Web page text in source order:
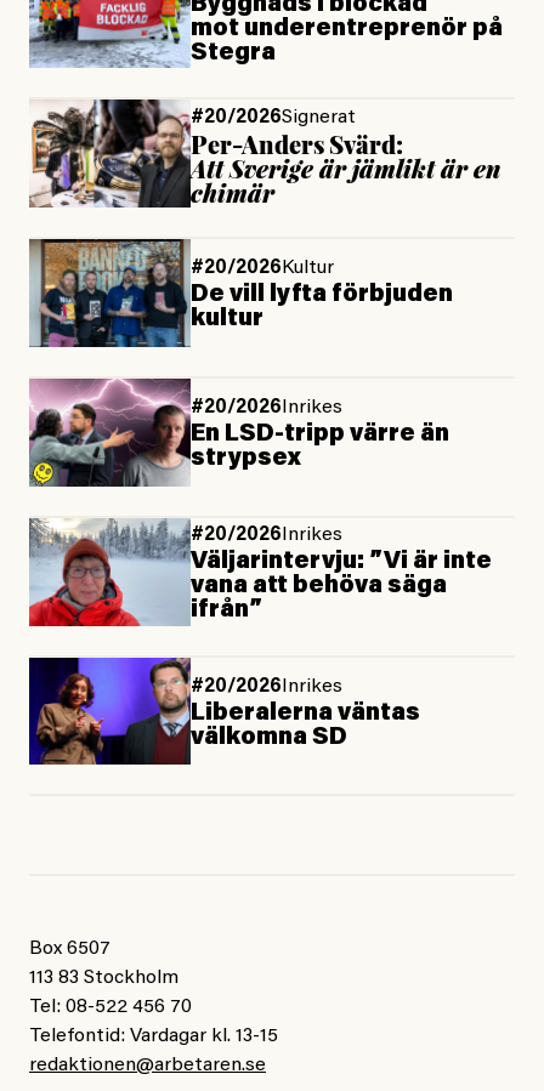
mot under­­­­entreprenör på
Stegra
#20/2026Signerat
Per-Anders Svärd:
Att Sverige är jämlikt är en
chimär
#20/2026Kultur
De vill lyfta förbjuden
kultur
#20/2026Inrikes
En LSD-tripp värre än
strypsex
#20/2026 Inrikes
Väljarintervju: ”Vi är inte
vana att behöva säga
ifrån”
#20/2026 Inrikes
Liberalerna väntas
välkomna SD
Box 6507
113 83 Stockholm
Tel: 08-522 456 70
Telefontid: Vardagar kl. 13-15
redaktionen@arbetaren.se